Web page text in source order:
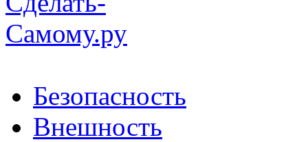
Безопасность
Внешность